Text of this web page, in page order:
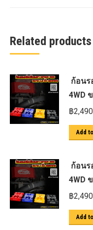
Related products
ก้อนร
4WD
฿
Add
ก้อนร
4WD
฿
Add